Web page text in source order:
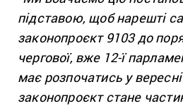
підставою, щоб нарешті
законопроєкт 9103 до
чергової, вже 12-ї
має розпочатись у
законопроєкт стане